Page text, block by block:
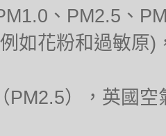
、PM2.5、
如花粉和過敏原
PM2.5），英國空